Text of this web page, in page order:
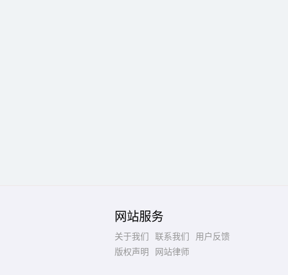
网站服务
关于我们 联系我们
用户反馈
版权声明
网站律师